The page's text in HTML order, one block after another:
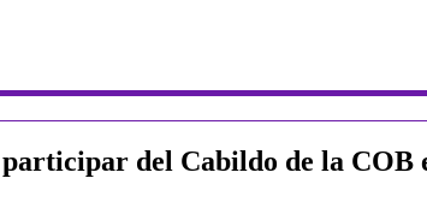
participar del Cabildo de la COB